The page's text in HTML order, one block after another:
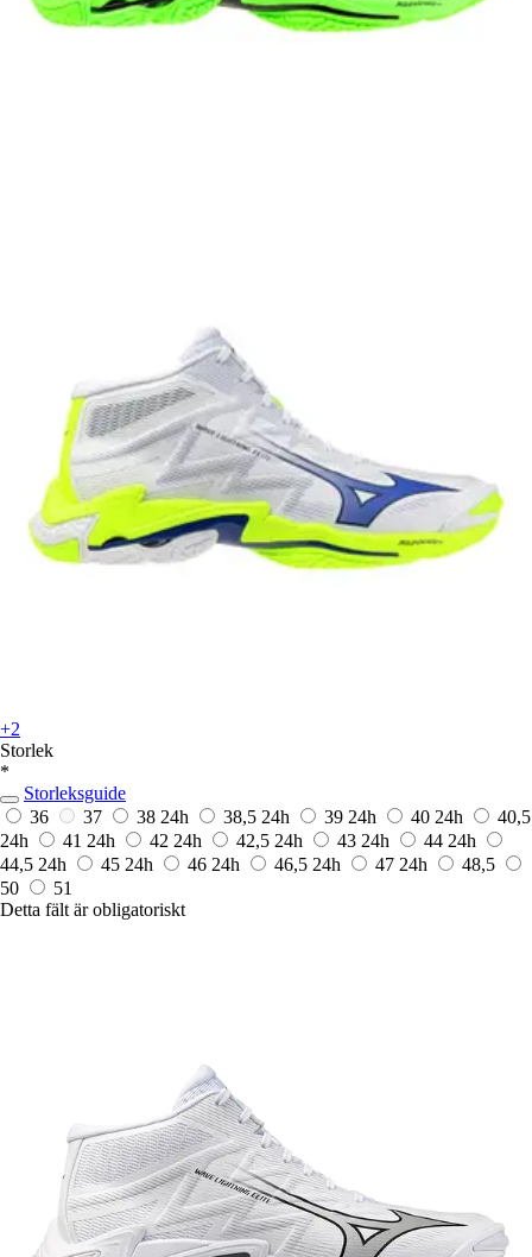
+2
Storlek
*
Storleksguide
36
37 38 24h 38,5 24h 39 24h 40 24h
40,5
24h
41 24h 42 24h 42,5 24h 43 24h 44 24h
44,5 24h 45 24h 46 24h 46,5 24h 47 24h
48,5
50
51
Detta fält är obligatoriskt